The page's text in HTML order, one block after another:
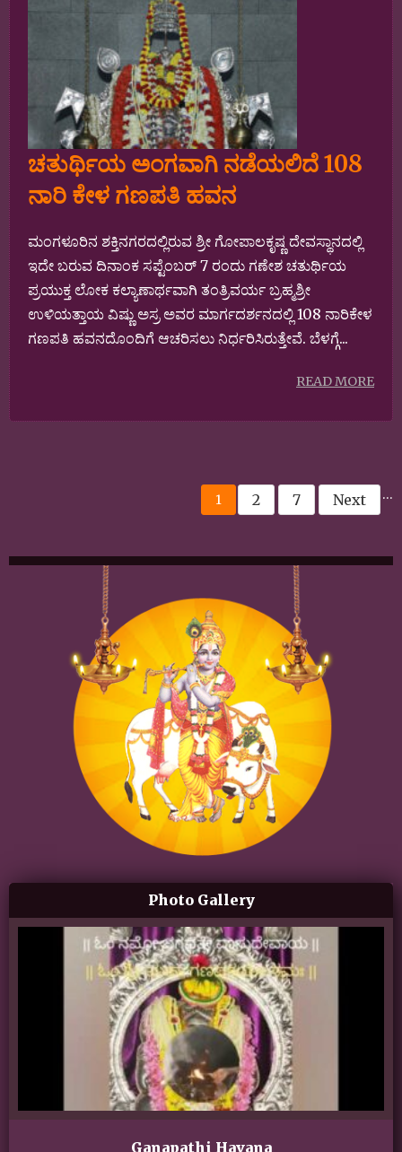
ಚತುರ್ಥಿಯ ಅಂಗವಾಗಿ ನಡೆಯಲಿದೆ 108
ನಾರಿ ಕೇಳ ಗಣಪತಿ ಹವನ
ಮಂಗಳೂರಿನ ಶಕ್ತಿನಗರದಲ್ಲಿರುವ ಶ್ರೀ ಗೋಪಾಲಕೃಷ್ಣ ದೇವಸ್ಥಾನದಲ್ಲಿ
ಇದೇ ಬರುವ ದಿನಾಂಕ ಸಪ್ಟೆಂಬರ್ 7 ರಂದು ಗಣೇಶ ಚತುರ್ಥಿಯ
ಪ್ರಯುಕ್ತ ಲೋಕ ಕಲ್ಯಾಣಾರ್ಥವಾಗಿ ತಂತ್ರಿವರ್ಯ ಬ್ರಹ್ಮಶ್ರೀ
ಉಳಿಯತ್ತಾಯ ವಿಷ್ಣು ಅಸ್ರ ಅವರ ಮಾರ್ಗದರ್ಶನದಲ್ಲಿ 108 ನಾರಿಕೇಳ
ಗಣಪತಿ ಹವನದೊಂದಿಗೆ ಆಚರಿಸಲು ನಿರ್ಧರಿಸಿರುತ್ತೇವೆ. ಬೆಳಗ್ಗೆ...
READ MORE
1 2 …
7 Next
Photo Gallery
Ganapathi Havana